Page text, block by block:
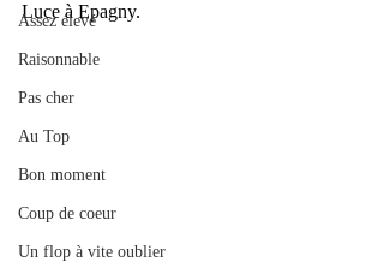
Assez élevé
Raisonnable
Pas cher
Au Top
Bon moment
Coup de coeur
Un flop à vite oublier
Luce à Epagny.